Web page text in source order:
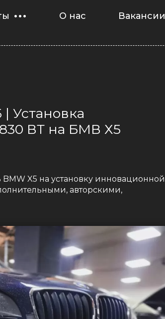
О нас Вакансии
Установка
ВТ на БМВ Х5
X5 на установку инновационной
авторскими,